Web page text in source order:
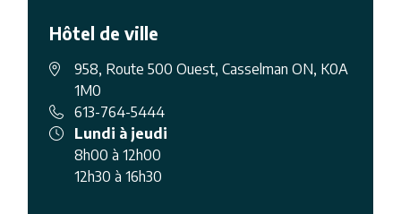
Hôtel de ville
958, Route 500 Ouest, Casselman ON, K0A
1M0
613-764-5444
Lundi à jeudi
8h00 à 12h00
12h30 à 16h30